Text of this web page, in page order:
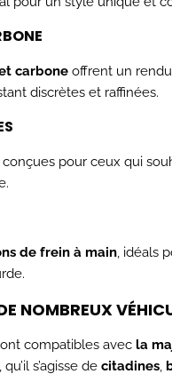
carbone offrent un
discrètes et raffinées.
pour ceux qui
de frein à main, idéals
NOMBREUX
compatibles avec la
s’agisse de citadines,